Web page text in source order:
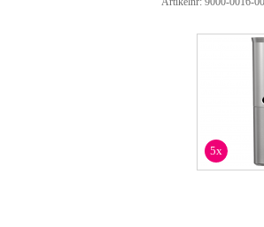
5x